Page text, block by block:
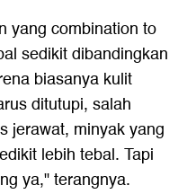
yang combination to
sedikit dibandingkan
biasanya kulit
ditutupi, salah
jerawat, minyak yang
lebih tebal. Tapi
ya," terangnya.